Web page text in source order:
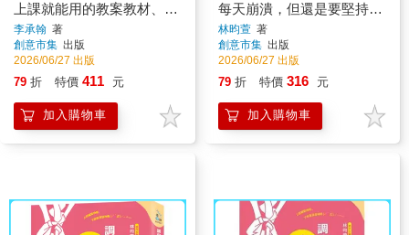
上課就能用的教案教材、測
驗評量AI工作流
李承翰 著
創意市集 出版
2026/06/27 出版
79 折 特價 411 元
加入購物車
每天崩潰，但還是要堅持諧
音魂
林昀萱 著
創意市集 出版
2026/06/27 出版
79 折 特價 316 元
加入購物車